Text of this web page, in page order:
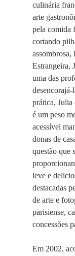
culinária
arte
pela comida
cortando
assombrosa,
Estrangeira,
uma das
prática, Julia
é um peso
acessível
donas de
questão que
leve e
destacadas
de arte e
parisiense,
concessões
Em 2002,